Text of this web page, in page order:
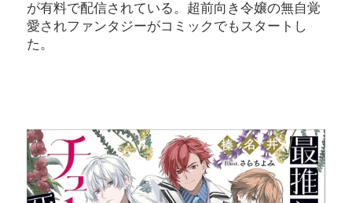
が有料で配信されている。超前向き令嬢の無自覚
愛されファンタジーがコミックでもスタートし
た。